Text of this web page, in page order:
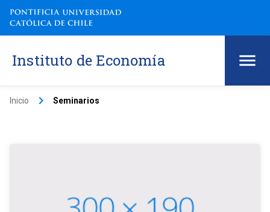
Instituto de Economía
Inicio keyboard_arrow_right Seminarios